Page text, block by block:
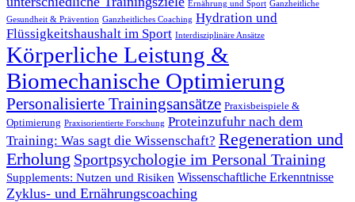
Ernährung und Sport Ganzheitliche
Gesundheit & Prävention Ganzheitliches Coaching Hydration und
Flüssigkeitshaushalt im Sport Interdisziplinäre Ansätze
Körperliche Leistung &
Biomechanische Optimierung
Personalisierte Trainingsansätze Praxisbeispiele &
Optimierung Praxisorientierte Forschung Proteinzufuhr nach dem
Training: Was sagt die Wissenschaft? Regeneration und
Erholung Sportpsychologie im Personal Training
Supplements: Nutzen und Risiken Wissenschaftliche Erkenntnisse
Zyklus- und Ernährungscoaching